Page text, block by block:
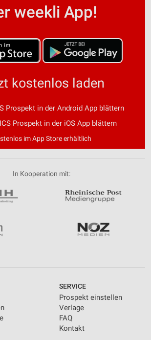
weekli App!
kostenlos laden
Prospekt in der Android App blättern
Prospekt in der iOS App blättern
im App Store erhältlich
In Kooperation mit:
SERVICE
Prospekt einstellen
Verlage
FAQ
Kontakt